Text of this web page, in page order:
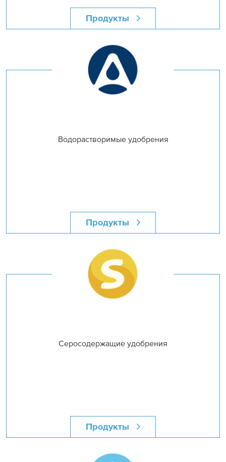
Продукты
Водорастворимые удобрения
Продукты
Серосодержащие удобрения
Продукты